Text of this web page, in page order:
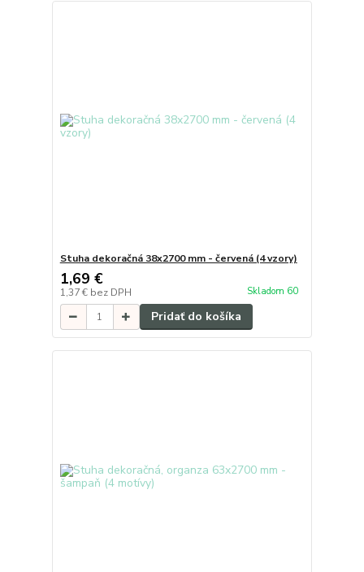
Stuha dekoračná 38x2700 mm - červená (4 vzory)
1,69 €
1,37 € bez DPH Skladom 60
Pridať do košíka